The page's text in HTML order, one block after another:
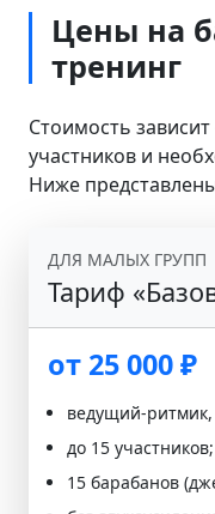
Цены на
тренинг
Стоимость
участников и
Ниже
ДЛЯ МАЛЫХ ГРУПП
Тариф
от 25 000 ₽
ведущий-ритмик,
до 15 участников;
15 барабанов